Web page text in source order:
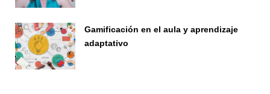
Gamificación en el aula y aprendizaje
adaptativo